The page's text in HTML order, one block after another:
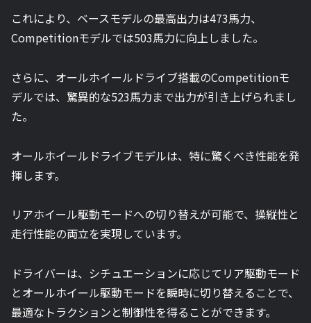
これにより、ベースモデルの最高出力は473馬力、
Competitionモデルでは503馬力に向上しました。
さらに、オールホイールドライブ搭載のCompetitionモ
デルでは、驚異的な523馬力まで出力が引き上げられまし
た。
オールホイールドライブモデルは、特に驚くべき性能を発
揮します。
リアホイール駆動モードへの切り替えが可能で、操縦性と
走行性能の両立を実現しています。
ドライバーは、シチュエーションに応じてリア駆動モード
とオールホイール駆動モードを瞬時に切り替えることで、
最適なトラクションと制御性を得ることができます。